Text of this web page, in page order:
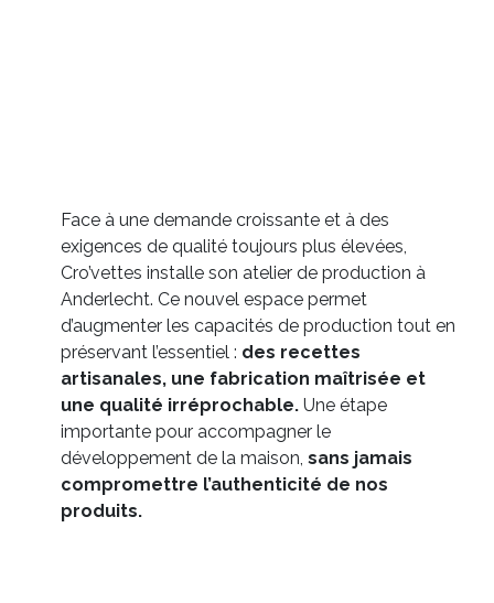
Face à une demande croissante et à des
exigences de qualité toujours plus élevées,
Cro’vettes installe son atelier de production à
Anderlecht. Ce nouvel espace permet
d’augmenter les capacités de production tout en
préservant l’essentiel : des recettes
artisanales, une fabrication maîtrisée et
une qualité irréprochable. Une étape
importante pour accompagner le
développement de la maison, sans jamais
compromettre l’authenticité de nos
produits.